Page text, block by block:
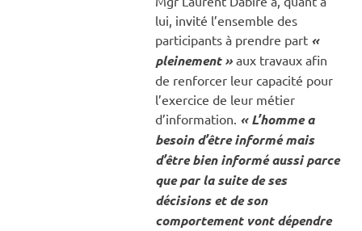
lui, invité l’ensemble des
participants à prendre part «
pleinement » aux travaux afin
de renforcer leur capacité pour
l’exercice de leur métier
d’information. « L’homme a
besoin d’être informé mais
d’être bien informé aussi parce
que par la suite de ses
décisions et de son
comportement vont dépendre